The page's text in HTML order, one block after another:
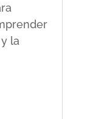
la